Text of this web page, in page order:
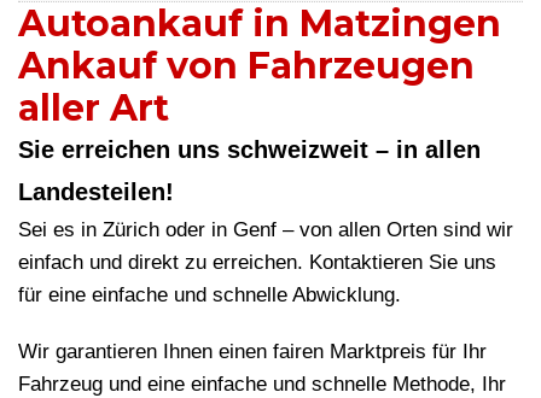
Autoankauf in Matzingen
Ankauf von Fahrzeugen
aller Art
Sie erreichen uns schweizweit – in allen
Landesteilen!
Sei es in Zürich oder in Genf – von allen Orten sind wir
einfach und direkt zu erreichen. Kontaktieren Sie uns
für eine einfache und schnelle Abwicklung.
Wir garantieren Ihnen einen fairen Marktpreis für Ihr
Fahrzeug und eine einfache und schnelle Methode, Ihr